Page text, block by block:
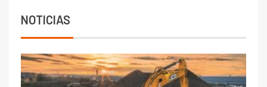
NOTICIAS